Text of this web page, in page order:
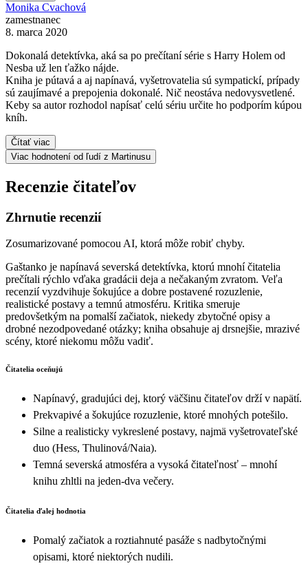
Monika Cvachová
zamestnanec
8. marca 2020
Dokonalá detektívka, aká sa po prečítaní série s Harry Holem od
Nesba už len ťažko nájde.
Kniha je pútavá a aj napínavá, vyšetrovatelia sú sympatickí, prípady
sú zaujímavé a prepojenia dokonalé. Nič neostáva nedovysvetlené.
Keby sa autor rozhodol napísať celú sériu určite ho podporím kúpou
kníh.
Čítať viac
Viac hodnotení od ľudí z Martinusu
Recenzie čitateľov
Zhrnutie recenzií
Zosumarizované pomocou AI, ktorá môže robiť chyby.
Gaštanko je napínavá severská detektívka, ktorú mnohí čitatelia
prečítali rýchlo vďaka gradácii deja a nečakaným zvratom. Veľa
recenzií vyzdvihuje šokujúce a dobre postavené rozuzlenie,
realistické postavy a temnú atmosféru. Kritika smeruje
predovšetkým na pomalší začiatok, niekedy zbytočné opisy a
drobné nezodpovedané otázky; kniha obsahuje aj drsnejšie, mrazivé
scény, ktoré niekomu môžu vadiť.
Čitatelia oceňujú
Napínavý, gradujúci dej, ktorý väčšinu čitateľov drží v napätí.
Prekvapivé a šokujúce rozuzlenie, ktoré mnohých potešilo.
Silne a realisticky vykreslené postavy, najmä vyšetrovateľské
duo (Hess, Thulinová/Naia).
Temná severská atmosféra a vysoká čitateľnosť – mnohí
knihu zhltli na jeden-dva večery.
Čitatelia ďalej hodnotia
Pomalý začiatok a roztiahnuté pasáže s nadbytočnými
opisami, ktoré niektorých nudili.